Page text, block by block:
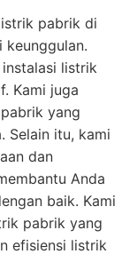
pabrik di
listrik
Kami juga
yang
Selain itu, kami
dan
Anda
baik. Kami
pabrik yang
efisiensi listrik